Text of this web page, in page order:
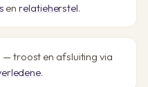
enrelatieherstel.
— troost en afsluiting via
.